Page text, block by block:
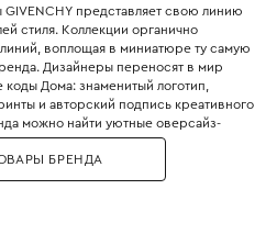
представляет свою линию
стиля. Коллекции органично
воплощая в миниатюре ту самую
Дизайнеры переносят в мир
Дома: знаменитый логотип,
и авторский подпись креативного
можно найти уютные оверсайз-
с лозунгами и стильные
Kids отличает использование
и безупречный пошив, характерные
БРЕНДА